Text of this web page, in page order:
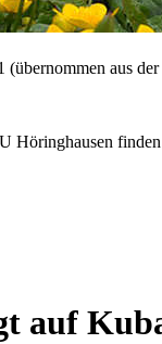
(übernommen aus
Höringhausen
auf